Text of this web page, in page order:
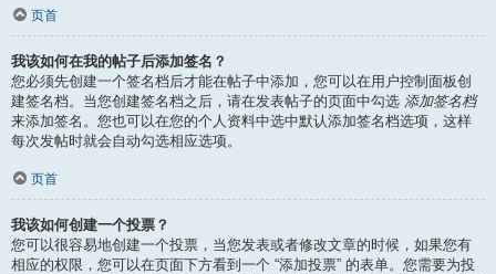
页首
我该如何在我的帖子后添加签名？
您必须先创建一个签名档后才能在帖子中添加，您可以在用户控制面板创
建签名档。当您创建签名档之后，请在发表帖子的页面中勾选 添加签名档
来添加签名。您也可以在您的个人资料中选中默认添加签名档选项，这样
每次发帖时就会自动勾选相应选项。
页首
我该如何创建一个投票？
您可以很容易地创建一个投票，当您发表或者修改文章的时候，如果您有
相应的权限，您可以在页面下方看到一个 “添加投票” 的表单。您需要为投